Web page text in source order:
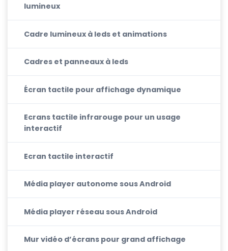
lumineux
Cadre lumineux à leds et animations
Cadres et panneaux à leds
Écran tactile pour affichage dynamique
Ecrans tactile infrarouge pour un usage
interactif
Ecran tactile interactif
Média player autonome sous Android
Média player réseau sous Android
Mur vidéo d’écrans pour grand affichage